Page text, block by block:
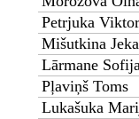
Petrjuka
Mišutkina
Lārmane
Pļaviņš Toms
Lukašuka